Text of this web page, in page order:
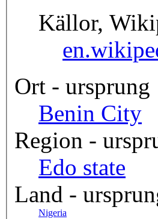
Källor,
Ort - ursprung
Benin City
Region -
Edo state
Land -
Nigeria